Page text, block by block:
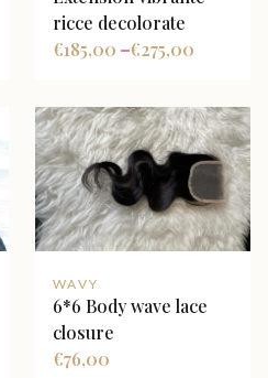
ricce decolorate
185,00
€ – 275,00
€
WAVY
6*6 Body wave lace
closure
76,00
€